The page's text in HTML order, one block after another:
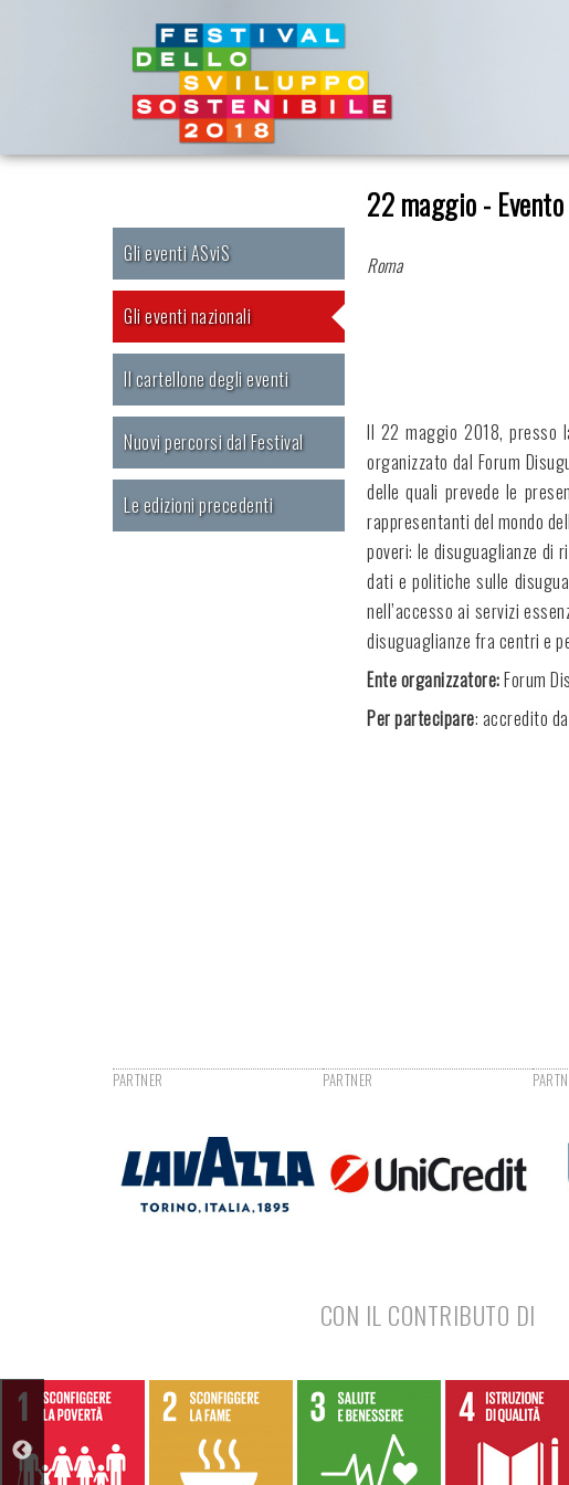
22 maggio -
Roma
Il 22 maggio 2018, presso
organizzato dal Forum
delle quali prevede le
rappresentanti del mondo
poveri: le disuguaglianze di
dati e politiche sulle
nell’accesso ai servizi
disuguaglianze fra centri e
Ente organizzatore:Forum
Per partecipare: accredito
Gli eventi ASviS
Gli eventi nazionali
Il cartellone degli eventi
Nuovi percorsi dal Festival
Le edizioni precedenti
CON IL CONTRIBUTO DI